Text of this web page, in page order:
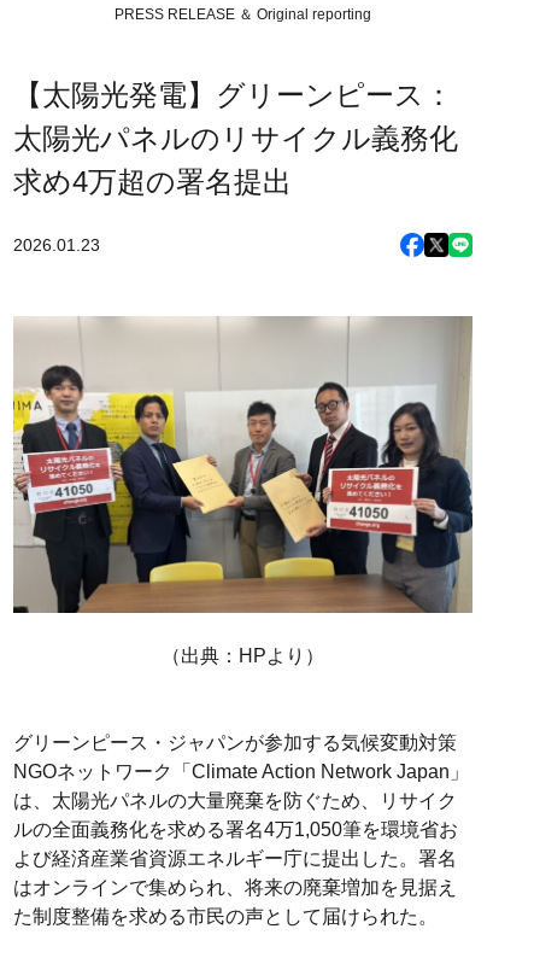
PRESS RELEASE ＆ Original reporting
【太陽光発電】グリーンピース：
太陽光パネルのリサイクル義務化
求め4万超の署名提出
2026.01.23
（出典：HPより）
グリーンピース・ジャパンが参加する気候変動対策
NGOネットワーク「Climate Action Network Japan」
は、太陽光パネルの大量廃棄を防ぐため、リサイク
ルの全面義務化を求める署名4万1,050筆を環境省お
よび経済産業省資源エネルギー庁に提出した。署名
はオンラインで集められ、将来の廃棄増加を見据え
た制度整備を求める市民の声として届けられた。